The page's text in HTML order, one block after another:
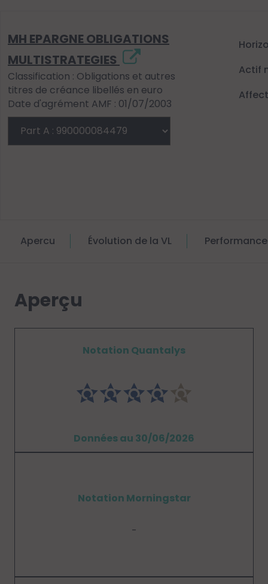
MH EPARGNE OBLIGATIONS
MULTISTRATEGIES
Classification : Obligations et autres
titres de créance libellés en euro
Date d'agrément AMF : 01/07/2003
Actif
Apercu Évolution de la VL
Aperçu
Notation Quantalys
Données au 30/06/2026
Notation Morningstar
-